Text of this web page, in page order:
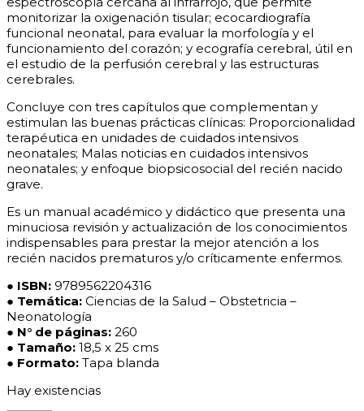
monitorizar la oxigenación tisular; ecocardiografía
funcional neonatal, para evaluar la morfología y el
funcionamiento del corazón; y ecografía cerebral, útil en
el estudio de la perfusión cerebral y las estructuras
cerebrales.
Concluye con tres capítulos que complementan y
estimulan las buenas prácticas clínicas: Proporcionalidad
terapéutica en unidades de cuidados intensivos
neonatales; Malas noticias en cuidados intensivos
neonatales; y enfoque biopsicosocial del recién nacido
grave.
Es un manual académico y didáctico que presenta una
minuciosa revisión y actualización de los conocimientos
indispensables para prestar la mejor atención a los
recién nacidos prematuros y/o críticamente enfermos.
● ISBN: 9789562204316
● Temática: Ciencias de la Salud – Obstetricia –
Neonatología
● N° de páginas: 260
● Tamaño: 18,5 x 25 cms
● Formato: Tapa blanda
Hay existencias